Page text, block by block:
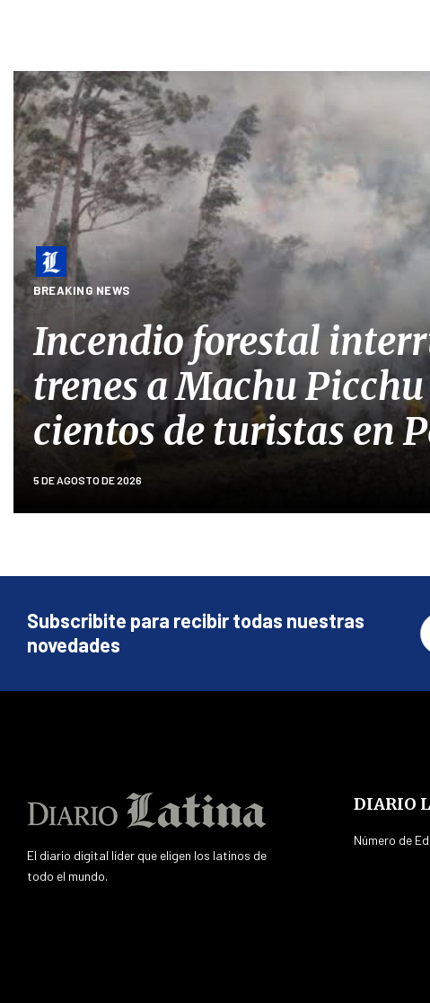
BREAKING NEWS
Incendio forestal
trenes a Machu
cientos de turistas en
5 DE AGOSTO DE 2026
Subscribite para recibir todas nuestras
novedades
El diario digital líder que eligen los latinos de
todo el mundo.
DIARIO
Número de